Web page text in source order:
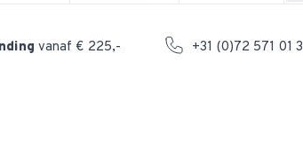
vanaf € 225,- +31 (0)72 571 01